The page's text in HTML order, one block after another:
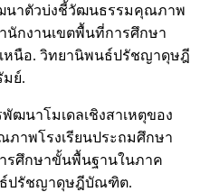
นาตัวบ่งชี้วัฒนธรรมคุณภาพ
นักงานเขตพื้นที่การศึกษา
หนือ. วิทยานิพนธ์ปรัชญาดุษฎี
ย์.
พัฒนาโมเดลเชิงสาเหตุของ
าพโรงเรียนประถมศึกษา
รศึกษาขั้นพื้นฐานในภาค
ธ์ปรัชญาดุษฎีบัณฑิต.